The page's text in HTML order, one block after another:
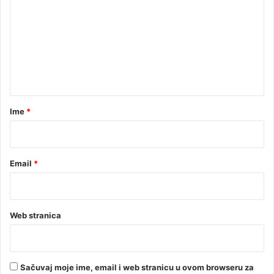
a
rIme *
Email *
Web stranica
Sačuvaj moje ime, email i web stranicu u ovom browseru za